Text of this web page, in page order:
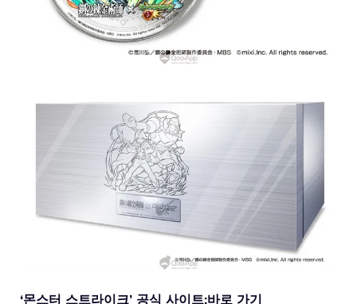
‘몬스터 스트라이크’ 공식 사이트:바로 가기